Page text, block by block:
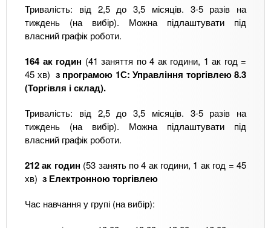
Тривалість: від 2,5 до 3,5 місяців. 3-5 разів на
тиждень (на вибір). Можна підлаштувати під
власний графік роботи.
164 ак годин (41 заняття по 4 ак години, 1 ак год =
45 хв) з програмою 1С: Управління торгівлею 8.3
(Торгівля і склад).
Тривалість: від 2,5 до 3,5 місяців. 3-5 разів на
тиждень (на вибір). Можна підлаштувати під
власний графік роботи.
212 ак годин (53 занять по 4 ак години, 1 ак год = 45
хв) з Електронною торгівлею
Час навчання у групі (на вибір):